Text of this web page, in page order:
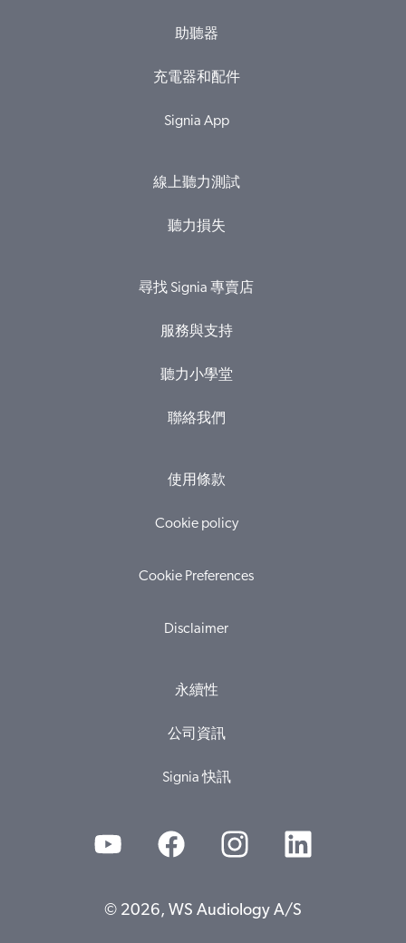
助聽器
充電器和配件
Signia App
線上聽力測試
聽力損失
尋找 Signia 專賣店
服務與支持
聽力小學堂
聯絡我們
使用條款
Cookie policy
Cookie Preferences
Disclaimer
永續性
公司資訊
Signia 快訊
© 2026, WS Audiology A/S